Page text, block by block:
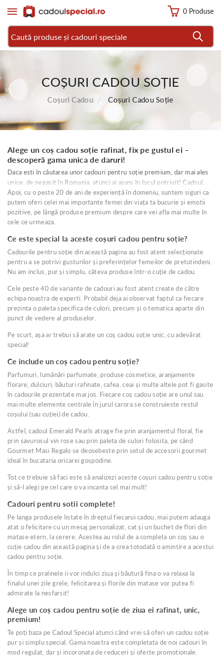
0 Produse
COȘURI CADOU SOȚIE
Coșuri Cadou Coșuri Cadou Soție
Alege un coș cadou soție rafinat, fix pe gustul ei –
descoperă gama unica de daruri!
Daca esti în căutarea unor cadouri pentru soție premium, dar mai ales
unice, de negasit în Romania, atunci ai ajuns în locul potrivit! Cadoul
Special pune la punct cadouri rafinate realizate cu produse din import
propriu – ai astfel garantia unicitatii.
Apoi, cu o peste 20 de ani de experiență în domeniu, suntem siguri ca
putem oferi celei mai importante femei din viața ta bucurie și emotii
pozitive, pe lângă produse premium despre care vei afla mai multe în
cele ce urmeaza.
Ce este special la aceste coșuri cadou pentru soție?
Cadourile pentru soție din această pagina au fost atent selecționate
pentru a se potrivi gusturilor și preferințelor femeilor de pretutindeni.
Nu am inclus, pur și simplu, câteva produse într-o cuție de cadou.
Cele peste 40 de variante de cadouri au fost atent create de către
echipa noastra de experti. Probabil deja ai observat faptul ca fiecare
prezinta o paleta specifica de culori, precum și o tematica aparte din
punct de vedere al produselor.
Pe scurt, așa ar trebui să arate un coș cadou soție unic, cu adevărat
special!
Ce include un coș cadou pentru soție?
Parfumuri, lumânări parfumate, produse cosmetice, aranjamente
florare, dulciuri, băuturi rafinate, cafea, ceai și multe altele pot fi gasite
în cadourile prezentate mai jos. Fiecare coș cadou soție are unul sau
mai multe elemente centrale în jurul carora se construieste restul
coșului (sau cuției) de cadou.
Astfel, cadoul Emerald Pearls atrage fie prin aranjamentul floral, fie
prin savurosul vin rose sau prin paleta de culori folosita, pe când
Gourmet Masi Regalo se deosebeste prin setul de accesorii gourmet
ideal în bucataria oricarei gospodine.
Tot ce trebuie să faci este să analizezi aceste coșuri cadou pentru soție
și să-l alegi pe cel care o va incanta cel mai mult!
Cadouri pentru sotii complete!
Pe langa produsele listate în dreptul fiecarui cadou, mai putem adauga
atat o felicitare cu un mesaj personalizat, cat și un buchet de flori din
matase etern, la cerere. Acestea au rolul de a completa un coș sau o
cuție cadou din această pagina și de a crea totodată o amintire a acestui
cadou pentru soție.
În timp ce pralinele ii vor indulci ziua și băutură fina o va relaxa la
finalul unei zile grele, felicitarea și florile din matase vor putea fi
admirate la nesfarsit!
Alege un coș cadou pentru soție de ziua ei rafinat, unic,
premium!
Te poți baza pe Cadoul Special atunci când vrei să oferi un cadou soție
pur și simplu special. Gama noastra este completata de noi cadouri în
mod regulat, dar și incoronata de reduceri și oferte promotionale.